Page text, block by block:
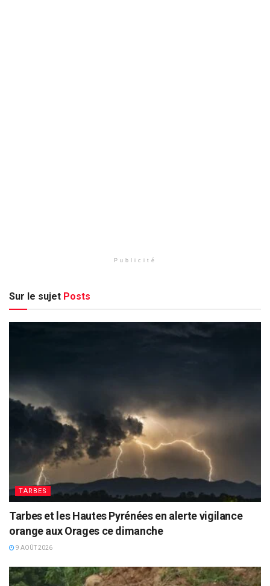
Publicité
Sur le sujet Posts
TARBES
Tarbes et les Hautes Pyrénées en alerte vigilance
orange aux Orages ce dimanche
9 AOÛT 2026